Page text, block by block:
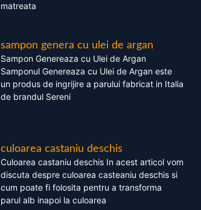
matreata
sampon genera cu ulei de argan
Sampon Genereaza cu Ulei de Argan
Samponul Genereaza cu Ulei de Argan este
un produs de ingrijire a parului fabricat in Italia
de brandul Sereni
culoarea castaniu deschis
Culoarea castaniu deschis In acest articol vom
discuta despre culoarea casteaniu deschis si
cum poate fi folosita pentru a transforma
parul alb inapoi la culoarea